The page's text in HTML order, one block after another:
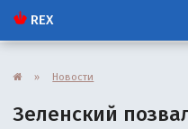
REX
» Новости
Зеленский